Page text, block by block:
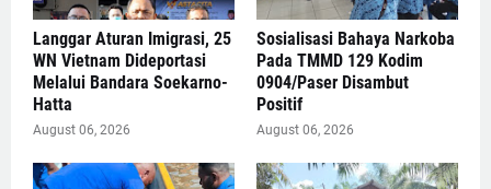
Langgar Aturan Imigrasi, 25
WN Vietnam Dideportasi
Melalui Bandara Soekarno-
Hatta
August 06, 2026
Sosialisasi Bahaya Narkoba
Pada TMMD 129 Kodim
0904/Paser Disambut
Positif
August 06, 2026